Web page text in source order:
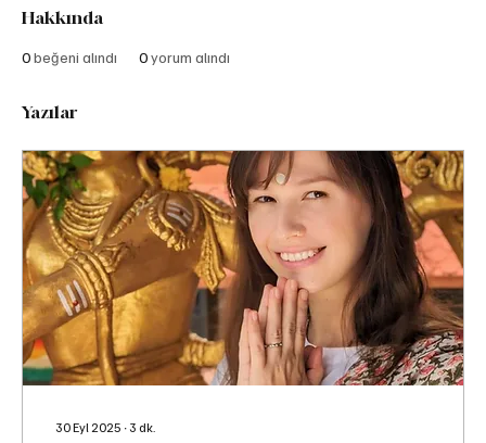
Hakkında
0beğeni alındı 0yorum alındı
Yazılar
30 Eyl 2025 ∙ 3 dk.